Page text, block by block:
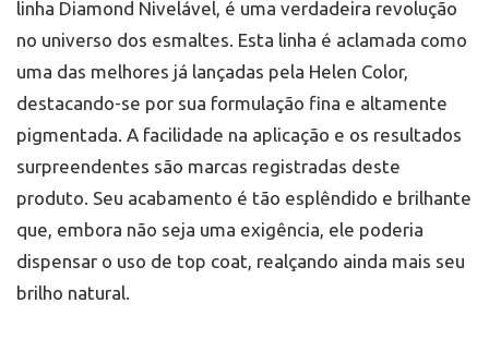
linha Diamond Nivelável, é uma verdadeira revolução
no universo dos esmaltes. Esta linha é aclamada como
uma das melhores já lançadas pela Helen Color,
destacando-se por sua formulação fina e altamente
pigmentada. A facilidade na aplicação e os resultados
surpreendentes são marcas registradas deste
produto. Seu acabamento é tão esplêndido e brilhante
que, embora não seja uma exigência, ele poderia
dispensar o uso de top coat, realçando ainda mais seu
brilho natural.